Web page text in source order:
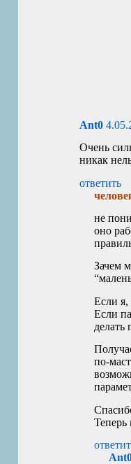
Ant0
Очень
никак
ответить
не
оно
Зачем
Если я,
Если
делать
по-
Теперь